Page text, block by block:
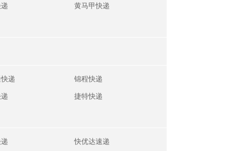
黄马甲快递
递 锦程快递
捷特快递
快优达速递